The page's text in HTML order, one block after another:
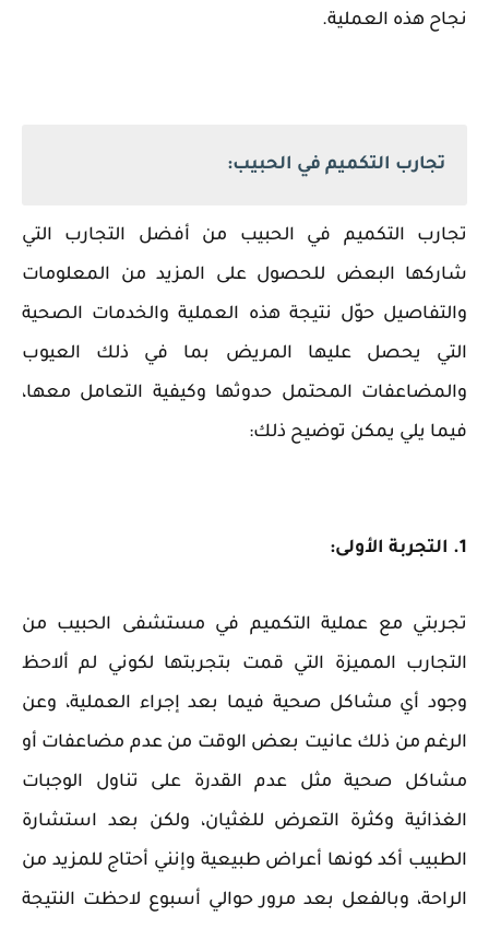
نجاح هذه العملية.
تجارب التكميم في الحبيب:
تجارب التكميم في الحبيب من أفضل التجارب التي
شاركها البعض للحصول على المزيد من المعلومات
والتفاصيل حوّل نتيجة هذه العملية والخدمات الصحية
التي يحصل عليها المريض بما في ذلك العيوب
والمضاعفات المحتمل حدوثها وكيفية التعامل معها،
فيما يلي يمكن توضيح ذلك:
1. التجربة الأولى:
تجربتي مع عملية التكميم في مستشفى الحبيب من
التجارب المميزة التي قمت بتجربتها لكوني لم ألاحظ
وجود أي مشاكل صحية فيما بعد إجراء العملية، وعن
الرغم من ذلك عانيت بعض الوقت من عدم مضاعفات أو
مشاكل صحية مثل عدم القدرة على تناول الوجبات
الغذائية وكثرة التعرض للغثيان، ولكن بعد استشارة
الطبيب أكد كونها أعراض طبيعية وإنني أحتاج للمزيد من
الراحة، وبالفعل بعد مرور حوالي أسبوع لاحظت النتيجة